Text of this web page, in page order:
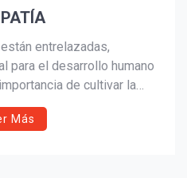
entrelazadas,
para el desarrollo humano
de cultivar la
como en el hogar, estamos
una sociedad más
Más